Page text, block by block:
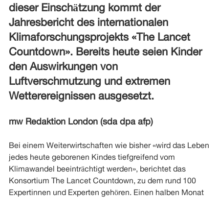
dieser Einschätzung kommt der
Jahresbericht des internationalen
Klimaforschungsprojekts «The Lancet
Countdown». Bereits heute seien Kinder
den Auswirkungen von
Luftverschmutzung und extremen
Wetterereignissen ausgesetzt.
mw Redaktion London (sda dpa afp)
Bei einem Weiterwirtschaften wie bisher «wird das Leben
jedes heute geborenen Kindes tiefgreifend vom
Klimawandel beeinträchtigt werden», berichtet das
Konsortium The Lancet Countdown, zu dem rund 100
Expertinnen und Experten gehören. Einen halben Monat